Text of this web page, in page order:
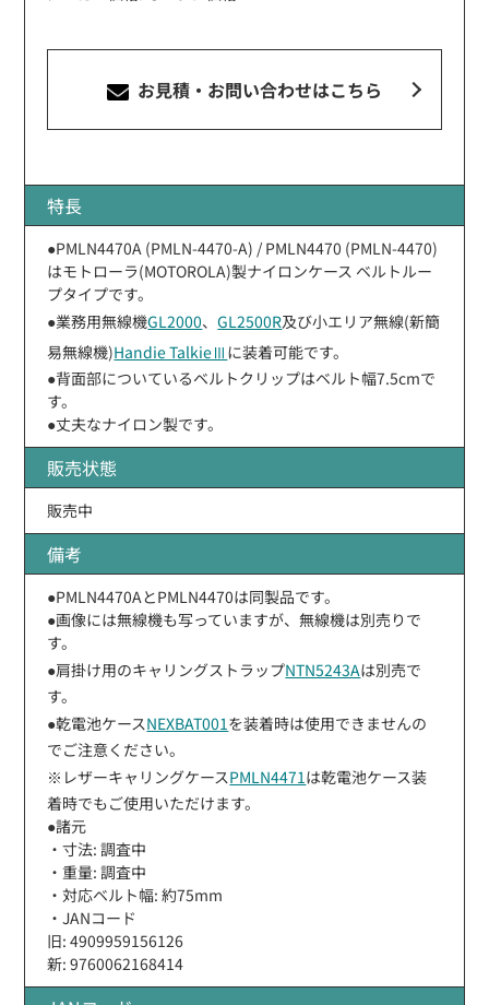
お見積・お問い合わせはこちら
特長
●PMLN4470A (PMLN-4470-A) / PMLN4470 (PMLN-4470)
はモトローラ(MOTOROLA)製ナイロンケース ベルトルー
プタイプです。
●業務用無線機GL2000、GL2500R及び小エリア無線(新簡
易無線機)Handie TalkieⅢ に装着可能です。
●背面部についているベルトクリップはベルト幅7.5cmで
す。
●丈夫なナイロン製です。
販売状態
販売中
備考
●PMLN4470AとPMLN4470は同製品です。
●画像には無線機も写っていますが、無線機は別売りで
す。
●肩掛け用のキャリングストラップNTN5243Aは別売で
す。
●乾電池ケースNEXBAT001 を装着時は使用できませんの
でご注意ください。
※レザーキャリングケースPMLN4471 は乾電池ケース装
着時でもご使用いただけます。
●諸元
・寸法: 調査中
・重量: 調査中
・対応ベルト幅: 約75mm
・JANコード
旧: 4909959156126
新: 9760062168414